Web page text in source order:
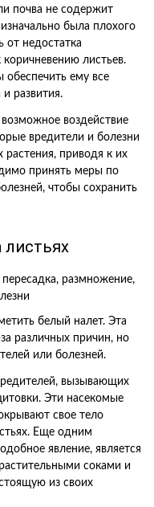
почва не содержит
была плохого
от недостатка
листьев.
обеспечить ему все
развития.
воздействие
вредители и болезни
растения, приводя к их
принять меры по
чтобы сохранить
листьях
белый налет. Эта
различных причин, но
или болезней.
вызывающих
Эти насекомые
свое тело
Еще одним
явление, является
соками и
из своих